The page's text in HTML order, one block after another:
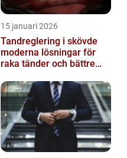
15 januari 2026
Tandreglering i skövde
moderna lösningar för
raka tänder och bättre